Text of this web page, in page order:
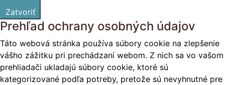
Zatvoriť
Prehľad ochrany osobných údajov
Táto webová stránka používa súbory cookie na zlepšenie
vášho zážitku pri prechádzaní webom. Z nich sa vo vašom
prehliadači ukladajú súbory cookie, ktoré sú
kategorizované podľa potreby, pretože sú nevyhnutné pre